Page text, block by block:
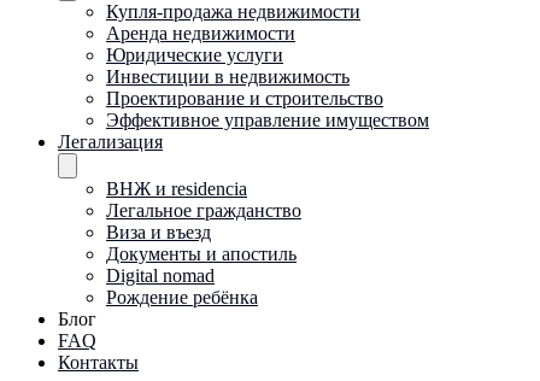
Купля-продажа недвижимости
Аренда недвижимости
Юридические услуги
Инвестиции в недвижимость
Проектирование и строительство
Эффективное управление имуществом
Легализация
ВНЖ и residencia
Легальное гражданство
Виза и въезд
Документы и апостиль
Digital nomad
Рождение ребёнка
Блог
FAQ
Контакты